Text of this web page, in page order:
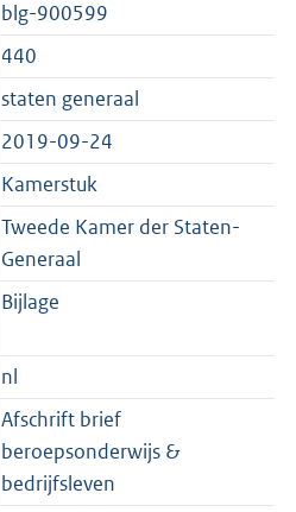
o
t
e
:
1
K
b
o
t
t
e
:
1
K
b
blg-900599
440
staten generaal
2019-09-24
Kamerstuk
Tweede Kamer der Staten-
Generaal
Bijlage
nl
Afschrift brief
beroepsonderwijs &
bedrijfsleven